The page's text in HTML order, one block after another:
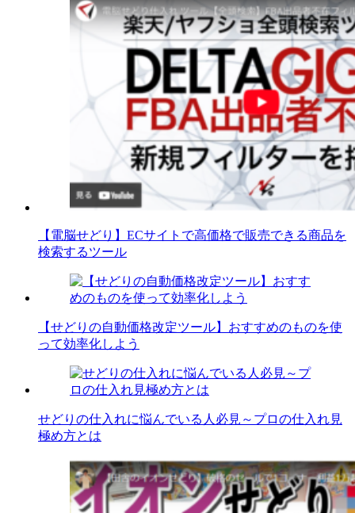
【電脳せどり】ECサイトで高価格で販売できる商品を
検索するツール
【せどりの自動価格改定ツール】おすすめのものを使
って効率化しよう
せどりの仕入れに悩んでいる人必見～プロの仕入れ見
極め方とは